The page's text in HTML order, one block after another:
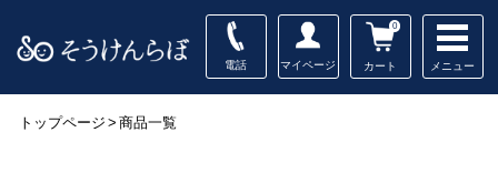
電話 マイページ カート
0
メニュー
トップページ > 商品一覧